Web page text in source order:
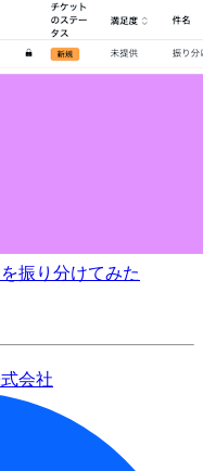
振り分けてみた
会社